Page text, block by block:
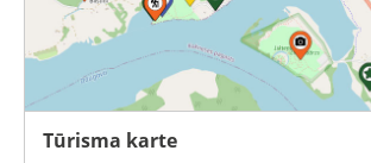
Tūrisma karte